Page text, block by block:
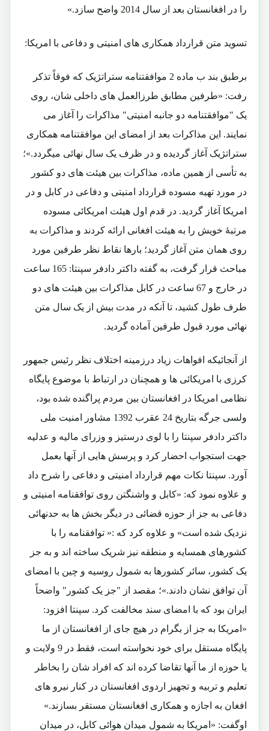
را در افغانستان بعد از سال 2014 واضح سازد.»
تسوید متن قرارداد همکاری های امنیتی و دفاعی با امریکا:
برطبق بند ب ماده 2 موافقتنامه ستراتژیک که فوقاً تذکر
رفت: «طرفین مطابق طرزالعمل های داخلی شان، روی
یک "موافقتنامه دو جانبه امنیتی" مذاکرات را آغاز می
نمایند. این مذاکرات بعد از امضای این موافقتنامه همکاری
ستراتژیک آغاز گردیده و در ظرف یک سال نهائی میگردد.»؛
به تأسی از همین ماده، مذاکرات بین هیئت های دو کشور
در مورد تهیه مسوده قرارداد امنیتی و دفاعی در کابل و در
امریکا آغاز گردید. در قدم اول هیئت امریکائی مسوده
مرتبۀ خویش را به هیئت افغانی ارائه کردند و مذاکرات به
روی همان متن آغاز گردید؛ بارها نقاط نظر طرفین مورد
مباحث قرار گرفت، به گفته داکتر دادفر سپنتا: 165 ساعت
در خارج و 67 ساعت در کابل مذاکرات بین هیئت های دو
طرف طول کشید، تا آنکه در مدت بیش از یک سال متن
نهائی مورد قبول طرفین آماده گردید.
از آنجائیکه افواهات زیاد درزمینه اختلاف نظر رئیس جمهور
کرزی با امریکائی ها و همچنان در ارتباط با موضوع پایگاه
نظامی امریکا در افغانستان بین مردم پراگنده شده بود،
ولسی جرگه بتاریخ 24 عقرب 1392 مشاور امنیت ملی
داکتر دادفر سپنتا را با لوی درستیز و وزرای مالیه و عدلیه
جهت استجواب احضار کرد و پرسش هایی از آنها بعمل
آورد. سپنتا نکات مهم قرارداد امنیتی و دفاعی را شرح داد
و علاوه نمود که: «کابل و واشنگتن روی توافقنامه امنیتی و
دفاعی به جز از حوزه قضائی در دیگر بخش ها به حدنهائی
نزدیک شده است» و علاوه کرد که :« توافقنامه را با
کشورهای همسایه و منطقه نیز شریک ساخته اند و به جز
یک کشور، سائر کشورها به شمول روسیه و چین با امضای
آن توافق نشان دادند.»؛ مقصد از "جز یک کشور" واضحاً
ایران بود که با امضای سند مخالفت کرد. سپنتا افزود:
«امریکا به جز از بگرام در هیچ جای از افغانستان از ما
پایگاه مستقل برای خود نخواسته است، فقط در 9 ولایت و
یا حوزه از ما آنها تقاضا کرده اند که افراد شان را بخاطر
تعلیم و تربیه و تجهیز اردوی افغانستان در کنار نیرو های
افغان به اجازه و همکاری افغانستان مستقر بسازند.»
اوگفت: «امریکا به شمول میدان هوائی کابل، در میدان